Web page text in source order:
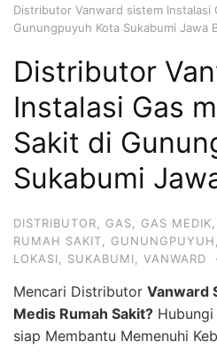
Distributor Vanward sistem Instalasi
Gunungpuyuh Kota Sukabumi Jawa
Distributor
Instalasi Gas
Sakit di
Sukabumi
DISTRIBUTOR GAS GAS MEDIK
RUMAH SAKIT
GUNUNGPUYUH
LOKASI
SUKABUMI VANWARD ·
Mencari Distributor Vanward
Medis Rumah Sakit? Hubungi
siap Membantu Memenuhi